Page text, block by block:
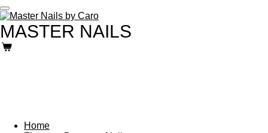
Ga
direct
naar
de
hoofdinhoud
MASTER NAILS
Home